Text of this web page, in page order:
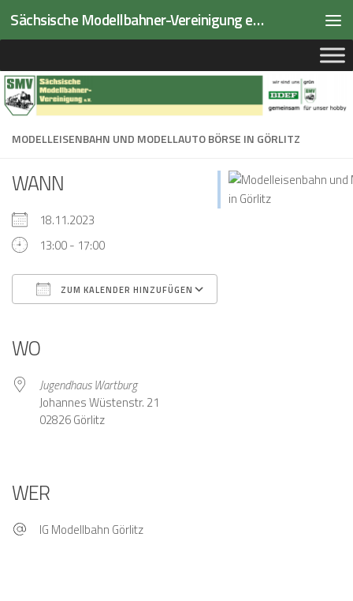
Zum Inhalt springen Sächsische Modellbahner-Vereinigung e.V.
MODELLEISENBAHN UND MODELLAUTO BÖRSE IN GÖRLITZ
WANN
18.11.2023
13:00 - 17:00
ZUM KALENDER HINZUFÜGEN
WO
Jugendhaus Wartburg
Johannes Wüstenstr. 21
02826 Görlitz
WER
IG Modellbahn Görlitz